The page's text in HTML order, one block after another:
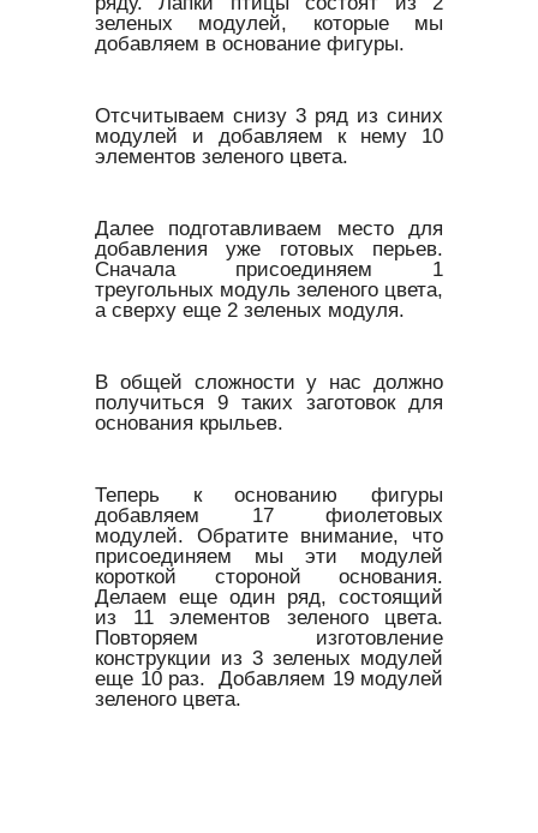
зеленых модулей, которые мы
добавляем в основание фигуры.
Отсчитываем снизу 3 ряд из синих
модулей и добавляем к нему 10
элементов зеленого цвета.
Далее подготавливаем место для
добавления уже готовых перьев.
Сначала присоединяем 1
треугольных модуль зеленого цвета,
а сверху еще 2 зеленых модуля.
В общей сложности у нас должно
получиться 9 таких заготовок для
основания крыльев.
Теперь к основанию фигуры
добавляем 17 фиолетовых
модулей. Обратите внимание, что
присоединяем мы эти модулей
короткой стороной основания.
Делаем еще один ряд, состоящий
из 11 элементов зеленого цвета.
Повторяем изготовление
конструкции из 3 зеленых модулей
еще 10 раз. Добавляем 19 модулей
зеленого цвета.